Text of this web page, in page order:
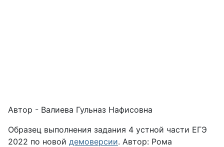
Автор - Валиева Гульназ Нафисовна
Образец выполнения задания 4 устной части ЕГЭ
2022 по новой демоверсии. Автор: Рома